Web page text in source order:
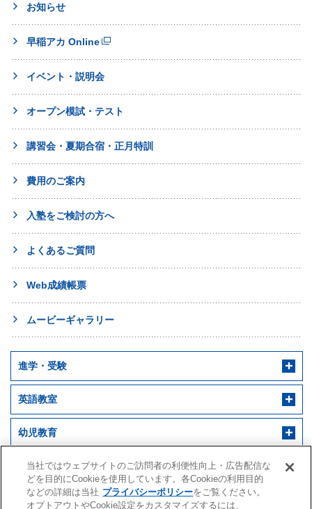
お知らせ
早稲アカ Online
イベント・説明会
オープン模試・テスト
講習会・夏期合宿・正月特訓
費用のご案内
入塾をご検討の方へ
よくあるご質問
Web成績帳票
ムービーギャラリー
進学・受験
英語教室
幼児教育
幼児教室サンキッズ
医学部予備校
野田クルゼ
当社ではウェブサイトのご訪問者の利便性向上・広告配信な
どを目的にCookieを使用しています。各Cookieの利用目的
などの詳細は当社 プライバシーポリシーをご覧ください。
オプトアウトやCookie設定をカスタマイズするには、